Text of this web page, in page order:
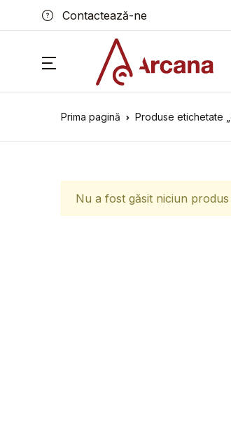
Contactează-ne
Prima pagină Produse etichetate
Nu a fost găsit niciun